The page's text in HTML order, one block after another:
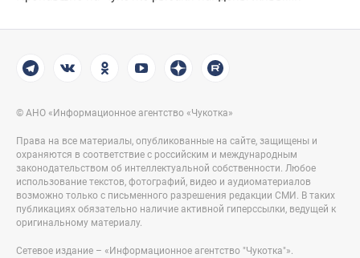
© АНО «Информационное агентство «Чукотка»
Права на все материалы, опубликованные на сайте, защищены и
охраняются в соответствие с российским и международным
законодательством об интеллектуальной собственности. Любое
использование текстов, фотографий, видео и аудиоматериалов
возможно только с письменного разрешения редакции СМИ. В таких
публикациях обязательно наличие активной гиперссылки, ведущей к
оригинальному материалу.
Сетевое издание – «Информационное агентство "Чукотка"».